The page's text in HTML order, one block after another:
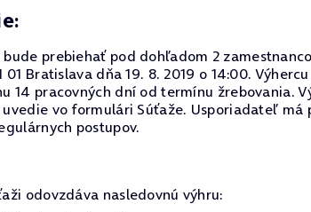
prebiehať pod dohľadom 2
01 Bratislava dňa 19. 8. 2019 o 14:00.
14 pracovných dní od termínu žrebovania.
vo formulári Súťaže. Usporiadateľ
postupov.
odovzdáva nasledovnú výhru: